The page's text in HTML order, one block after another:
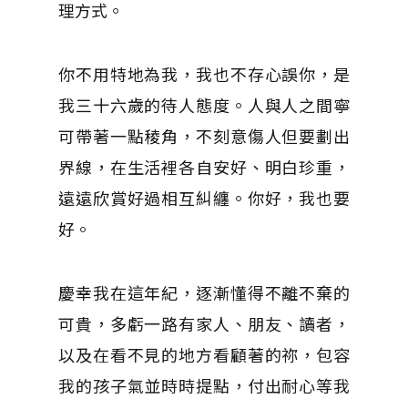
理方式。
你不用特地為我，我也不存心誤你，是
我三十六歲的待人態度。人與人之間寧
可帶著一點稜角，不刻意傷人但要劃出
界線，在生活裡各自安好、明白珍重，
遠遠欣賞好過相互糾纏。你好，我也要
好。
慶幸我在這年紀，逐漸懂得不離不棄的
可貴，多虧一路有家人、朋友、讀者，
以及在看不見的地方看顧著的祢，包容
我的孩子氣並時時提點，付出耐心等我